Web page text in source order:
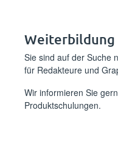
Weiterbildung
Sie sind auf der Suche
für Redakteure und
Wir informieren Sie
Produktschulungen.